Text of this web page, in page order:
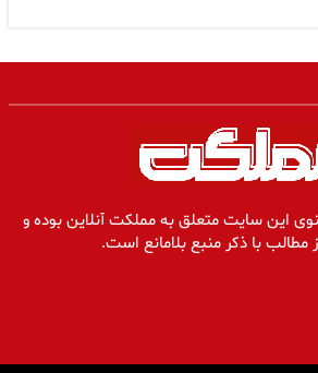
این سایت متعلق به مملکت آنلاین بوده و
مطالب با ذکر منبع بلامانع است.